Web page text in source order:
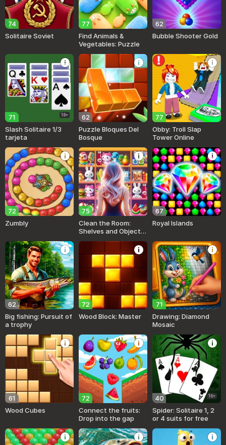
74
Solitaire Soviet
77
Find Animals &
Vegetables: Puzzle
62
Bubble Shooter Gold
71 18+
Slash Solitaire 1/3
tarjeta
62
Puzzle Bloques Del
Bosque
77
Obby: Troll Slap
Tower Online
72
Zumbly
75
Clean the Room:
Shelves and Objects
67
Royal Islands
62
Big fishing: Pursuit of
a trophy
72
Wood Block: Master
71
Drawing: Diamond
Mosaic
61
Wood Cubes
72
Connect the fruits:
Drop into the gap
40 16+
Spider: Solitaire 1, 2
or 4 suits for free